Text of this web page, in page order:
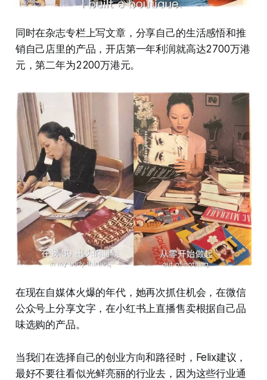
同时在杂志专栏上写文章，分享自己的生活感悟和推
销自己店里的产品，开店第一年利润就高达2700万港
元，第二年为2200万港元。
在现在自媒体火爆的年代，她再次抓住机会，在微信
公众号上分享文字，在小红书上直播售卖根据自己品
味选购的产品。
当我们在选择自己的创业方向和路径时，Felix建议，
最好不要往看似光鲜亮丽的行业去，因为这些行业通